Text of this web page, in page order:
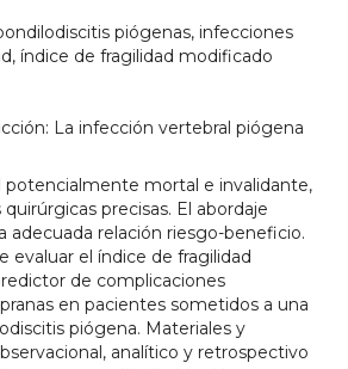
piógenas, infecciones
índice de fragilidad modificado
La infección vertebral piógena
potencialmente mortal e invalidante,
precisas. El abordaje
adecuada relación riesgo-beneficio.
evaluar el índice de fragilidad
de complicaciones
en pacientes sometidos a una
piógena. Materiales y
analítico y retrospectivo